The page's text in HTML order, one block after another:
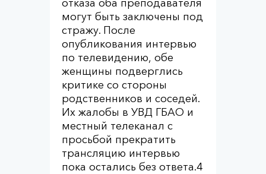
отказа оба преподавателя
могут быть заключены под
стражу. После
опубликования интервью
по телевидению, обе
женщины подверглись
критике со стороны
родственников и соседей.
Их жалобы в УВД ГБАО и
местный телеканал с
просьбой прекратить
трансляцию интервью
пока остались без ответа.4